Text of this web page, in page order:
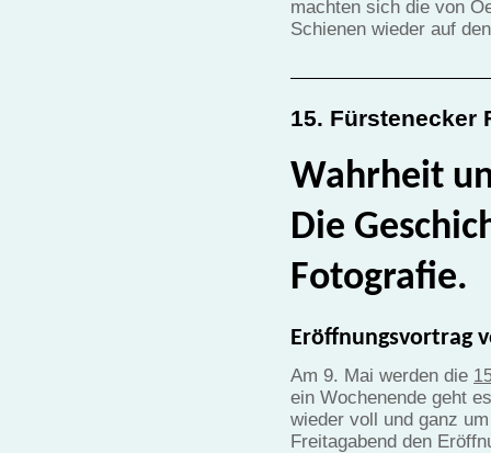
machten sich die von
Schienen wieder auf
15. Fürstenecker
Wahrheit
Die
Fotografie.
Eröffnungsvortrag
Am 9. Mai werden die
ein Wochenende geht
wieder voll und ganz
Freitagabend den